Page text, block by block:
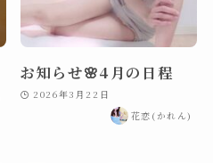
お知らせ🌸4月の日程
2026年3月22日
花恋(かれん)